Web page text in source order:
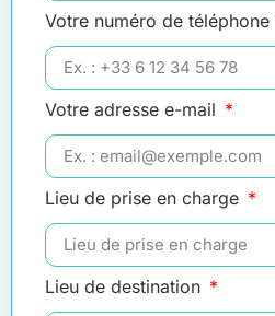
Votre numéro de téléphone
Votre adresse e-mail
Lieu de prise en charge
Lieu de destination